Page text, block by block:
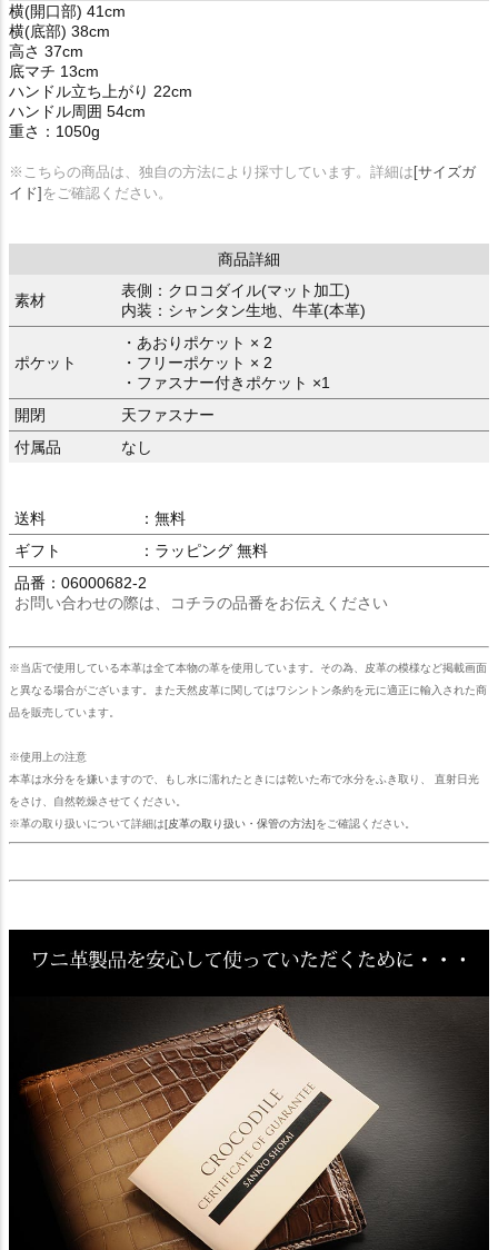
横(開口部) 41cm
横(底部) 38cm
高さ 37cm
底マチ 13cm
ハンドル立ち上がり 22cm
ハンドル周囲 54cm
重さ：1050g
※こちらの商品は、独自の方法により採寸しています。詳細は [サイズガ
イド] をご確認ください。
商品詳細
素材
表側：クロコダイル(マット加工)
内装：シャンタン生地、牛革(本革)
ポケット
・あおりポケット × 2
・フリーポケット × 2
・ファスナー付きポケット ×1
開閉
天ファスナー
付属品
なし
送料
：無料
ギフト
：ラッピング 無料
品番：06000682-2
お問い合わせの際は、コチラの品番をお伝えください
※当店で使用している本革は全て本物の革を使用しています。その為、皮革の模様など掲載画面
と異なる場合がございます。また天然皮革に関してはワシントン条約を元に適正に輸入された商
品を販売しています。
※使用上の注意
本革は水分をを嫌いますので、もし水に濡れたときには乾いた布で水分をふき取り、 直射日光
をさけ、自然乾燥させてください。
※革の取り扱いについて詳細は[皮革の取り扱い・保管の方法]をご確認ください。